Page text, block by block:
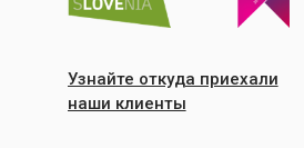
Узнайте откуда приехали
наши клиенты